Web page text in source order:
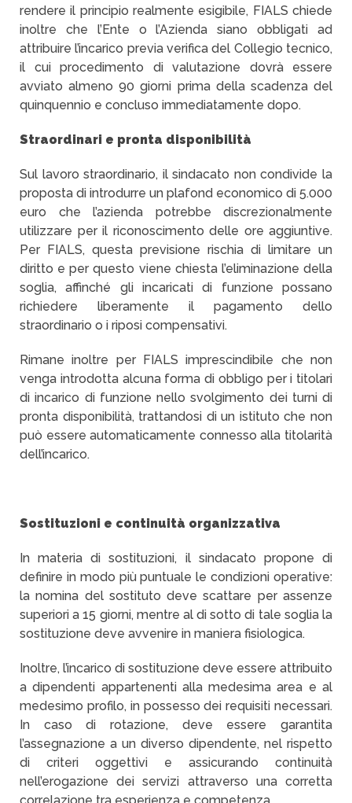
rendere il principio realmente esigibile, FIALS chiede
inoltre che l’Ente o l’Azienda siano obbligati ad
attribuire l’incarico previa verifica del Collegio tecnico,
il cui procedimento di valutazione dovrà essere
avviato almeno 90 giorni prima della scadenza del
quinquennio e concluso immediatamente dopo.
Straordinari e pronta disponibilità
Sul lavoro straordinario, il sindacato non condivide la
proposta di introdurre un plafond economico di 5.000
euro che l’azienda potrebbe discrezionalmente
utilizzare per il riconoscimento delle ore aggiuntive.
Per FIALS, questa previsione rischia di limitare un
diritto e per questo viene chiesta l’eliminazione della
soglia, affinché gli incaricati di funzione possano
richiedere liberamente il pagamento dello
straordinario o i riposi compensativi.
Rimane inoltre per FIALS imprescindibile che non
venga introdotta alcuna forma di obbligo per i titolari
di incarico di funzione nello svolgimento dei turni di
pronta disponibilità, trattandosi di un istituto che non
può essere automaticamente connesso alla titolarità
dell’incarico.
Sostituzioni e continuità organizzativa
In materia di sostituzioni, il sindacato propone di
definire in modo più puntuale le condizioni operative:
la nomina del sostituto deve scattare per assenze
superiori a 15 giorni, mentre al di sotto di tale soglia la
sostituzione deve avvenire in maniera fisiologica.
Inoltre, l’incarico di sostituzione deve essere attribuito
a dipendenti appartenenti alla medesima area e al
medesimo profilo, in possesso dei requisiti necessari.
In caso di rotazione, deve essere garantita
l’assegnazione a un diverso dipendente, nel rispetto
di criteri oggettivi e assicurando continuità
nell’erogazione dei servizi attraverso una corretta